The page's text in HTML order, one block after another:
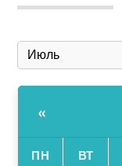
«
ПН ВТ